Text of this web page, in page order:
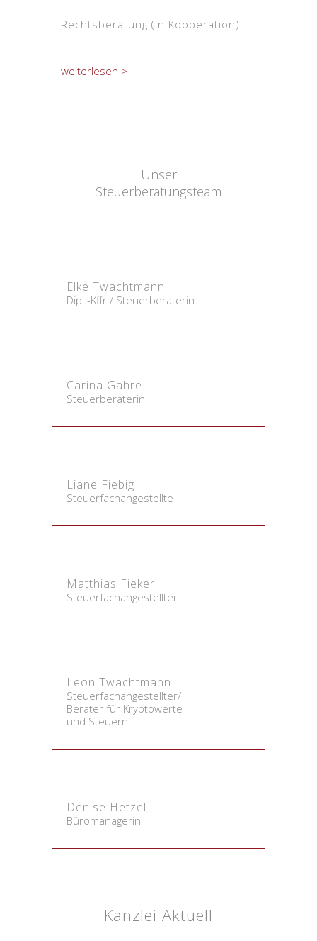
Rechtsberatung (in Kooperation)
weiterlesen >
Unser
Steuerberatungsteam
Elke Twachtmann
Dipl.-Kffr./ Steuerberaterin
Carina Gahre
Steuerberaterin
Liane Fiebig
Steuerfachangestellte
Matthias Fieker
Steuerfachangestellter
Leon Twachtmann
Steuerfachangestellter/
Berater für Kryptowerte
und Steuern
Denise Hetzel
Büromanagerin
Kanzlei Aktuell